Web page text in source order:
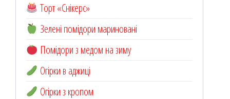
Торт «Снікерс»
Зелені помідори мариновані
Помідори з медом на зиму
Огірки в аджиці
Огірки з кропом